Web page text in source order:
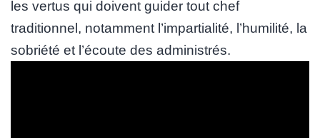
les vertus qui doivent guider tout chef
traditionnel, notamment l’impartialité, l’humilité, la
sobriété et l’écoute des administrés.